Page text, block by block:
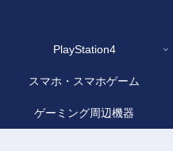
PlayStation4
スマホ・スマホゲーム
ゲーミング周辺機器